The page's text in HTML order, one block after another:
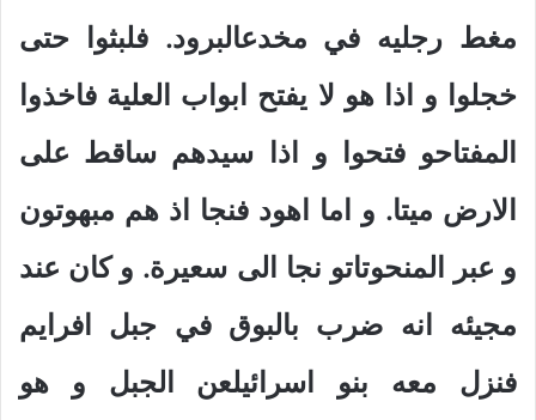
مغط رجليه في مخدعالبرود.فلبثوا حتى
خجلوا و اذا هو لا يفتح ابواب العلية فاخذوا
المفتاحو فتحوا و اذا سيدهم ساقط على
الارض ميتا. و اما اهود فنجا اذ هم مبهوتون
و عبر المنحوتاتو نجا الى سعيرة. و كان عند
مجيئه انه ضرب بالبوق في جبل افرايم
فنزل معه بنو اسرائيلعن الجبل و هو